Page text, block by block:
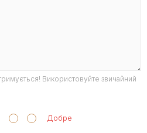
Використовуйте звичайний
Добре